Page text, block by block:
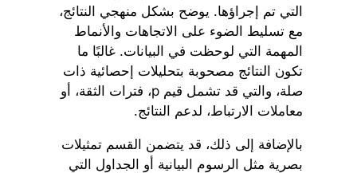
التي تم إجراؤها. يوضح بشكل منهجي النتائج،
مع تسليط الضوء على الاتجاهات والأنماط
المهمة التي لوحظت في البيانات. غالبًا ما
تكون النتائج مصحوبة بتحليلات إحصائية ذات
صلة، والتي قد تشمل قيم p، فترات الثقة، أو
معاملات الارتباط، لدعم النتائج.
بالإضافة إلى ذلك، قد يتضمن القسم تمثيلات
بصرية مثل الرسوم البيانية أو الجداول التي